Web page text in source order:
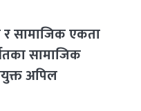
र सामाजिक एकता
सामाजिक
अपिल